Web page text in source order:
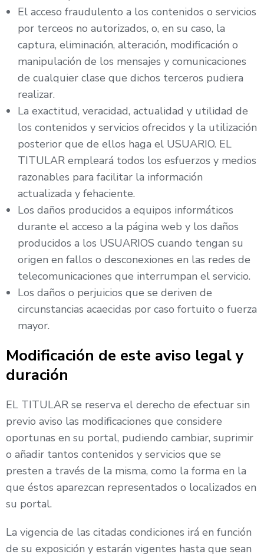
El acceso fraudulento a los contenidos o servicios
por terceos no autorizados, o, en su caso, la
captura, eliminación, alteración, modificación o
manipulación de los mensajes y comunicaciones
de cualquier clase que dichos terceros pudiera
realizar.
La exactitud, veracidad, actualidad y utilidad de
los contenidos y servicios ofrecidos y la utilización
posterior que de ellos haga el USUARIO. EL
TITULAR empleará todos los esfuerzos y medios
razonables para facilitar la información
actualizada y fehaciente.
Los daños producidos a equipos informáticos
durante el acceso a la página web y los daños
producidos a los USUARIOS cuando tengan su
origen en fallos o desconexiones en las redes de
telecomunicaciones que interrumpan el servicio.
Los daños o perjuicios que se deriven de
circunstancias acaecidas por caso fortuito o fuerza
mayor.
Modificación de este aviso legal y
duración
EL TITULAR se reserva el derecho de efectuar sin
previo aviso las modificaciones que considere
oportunas en su portal, pudiendo cambiar, suprimir
o añadir tantos contenidos y servicios que se
presten a través de la misma, como la forma en la
que éstos aparezcan representados o localizados en
su portal.
La vigencia de las citadas condiciones irá en función
de su exposición y estarán vigentes hasta que sean